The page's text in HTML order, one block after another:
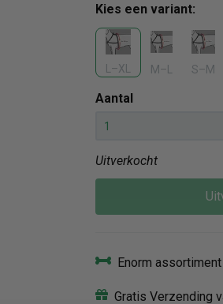
Kies een variant:
L–XL M–L S–M
Aantal
Uitverkocht
Enorm
Gratis Verzending